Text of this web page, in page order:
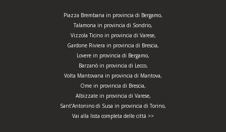
Piazza Brembana in provincia di Bergamo,
Talamona in provincia di Sondrio,
Vizzola Ticino in provincia di Varese,
Gardone Riviera in provincia di Brescia,
Lovere in provincia di Bergamo,
Barzanò in provincia di Lecco,
Volta Mantovana in provincia di Mantova,
Ome in provincia di Brescia,
Albizzate in provincia di Varese,
Sant’Antonino di Susa in provincia di Torino,
Vai alla lista completa delle città >>